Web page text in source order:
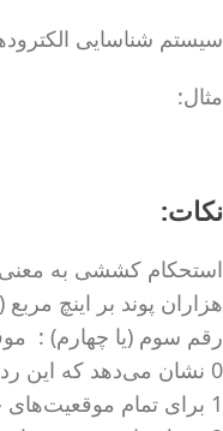
سیستم شناسایی
مثال:
نکات:
استحکام کششی به معنی
هزاران پوند بر اینچ مربع (psi) است.
رقم سوم (یا چهارم) :
0 نشان می‌دهد که این رده‌بندی استفاده نمی‌شود.
1 برای تمام موقعیت‌های جوشکاری است.